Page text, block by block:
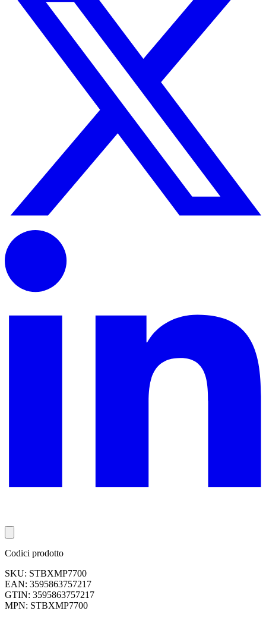
Codici prodotto
SKU: STBXMP7700
EAN: 3595863757217
GTIN: 3595863757217
MPN: STBXMP7700